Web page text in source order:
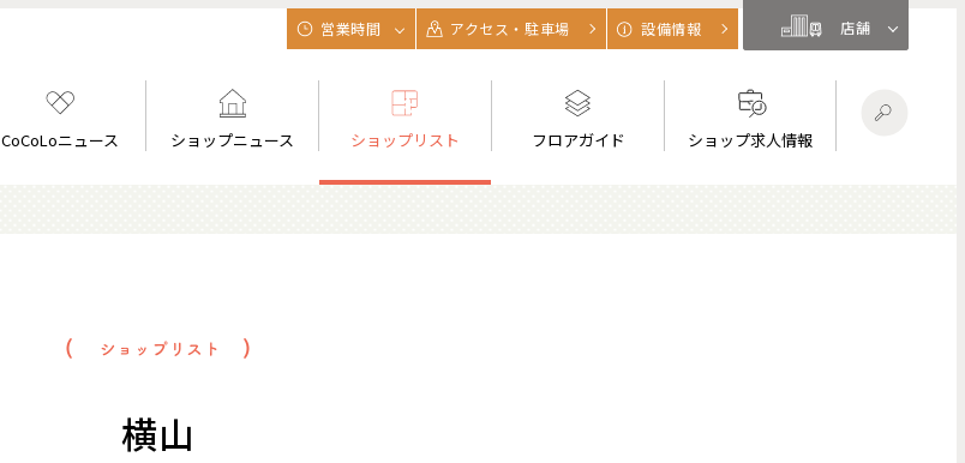
CoCoLoニュース ショップニュース ショップリスト フロアガイド ショップ求人情報
営業時間 アクセス・駐車場 設備情報 店舗
横山